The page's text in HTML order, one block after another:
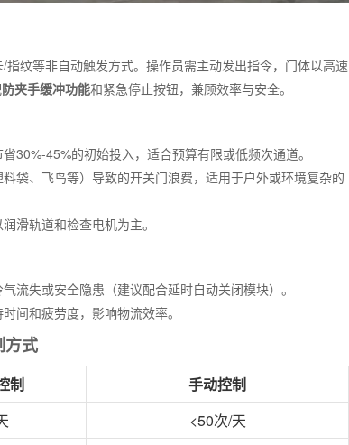
纹等非自动触发方式。操作员需主动发出指令，门体以高速
防夹手缓冲功能和紧急停止按钮，兼顾效率与安全。
30%-45%的初始投入，适合预算有限或低频次通道。
袋、飞鸟等）导致的开关门浪费，适用于户外或环境复杂的
滑轨道和检查电机为主。
流失或安全隐患（建议配合延时自动关闭模块）。
间和疲劳度，影响物流效率。
方式
制
手动控制
<50次/天